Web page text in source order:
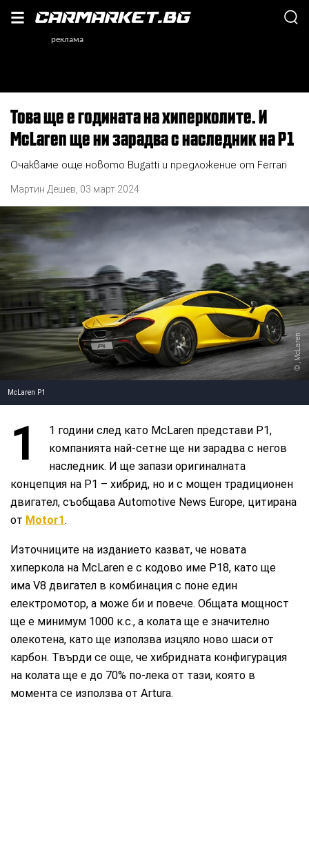
Това ще е годината на хиперколите. И
McLaren ще ни зарадва с наследник на P1
Очакваме още новото Bugatti и предложение от Ferrari
Мартин Дешев 03 март 2024
, McLaren
McLaren P1
1
1 години след като McLaren представи P1,
компанията най-сетне ще ни зарадва с негов
наследник. И ще запази оригиналната
концепция на P1 – хибрид, но и с мощен традиционен
двигател, съобщава Automotive News Europe, цитирана
от Motor1.
Източниците на изданието казват, че новата
хиперкола на McLaren е с кодово име P18, като ще
има V8 двигател в комбинация с поне един
електромотор, а може би и повече. Общата мощност
ще е минимум 1000 к.с., а колата ще е значително
олекотена, като ще използва изцяло ново шаси от
карбон. Твърди се още, че хибридната конфигурация
на колата ще е до 70% по-лека от тази, която в
момента се използва от Artura.